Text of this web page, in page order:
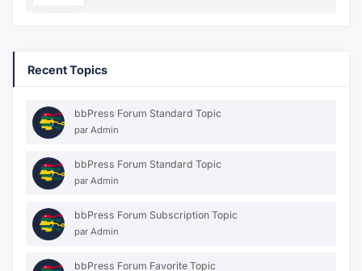
Recent Topics
bbPress Forum Standard Topic
par Admin
bbPress Forum Standard Topic
par Admin
bbPress Forum Subscription Topic
par Admin
bbPress Forum Favorite Topic